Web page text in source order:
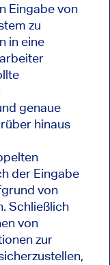
Eingabe von
zu
in eine
genaue
hinaus
der Eingabe
von
Schließlich
von
zur